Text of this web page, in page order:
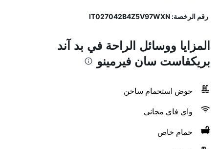
رقم الرخصة: IT027042B4Z5V97WXN
المزايا ووسائل الراحة في بد آند
بريكفاست سان فيرمينو
حوض استحمام ساخن
واي فاي مجاني
حمام خاص